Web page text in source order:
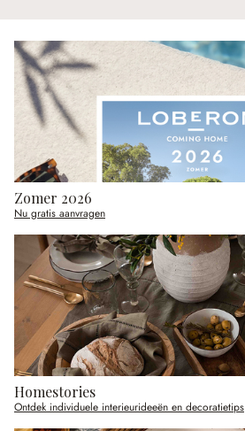
Zomer 2026
Nu gratis aanvragen
Homestories
Ontdek individuele interieurideeën en decoratietips